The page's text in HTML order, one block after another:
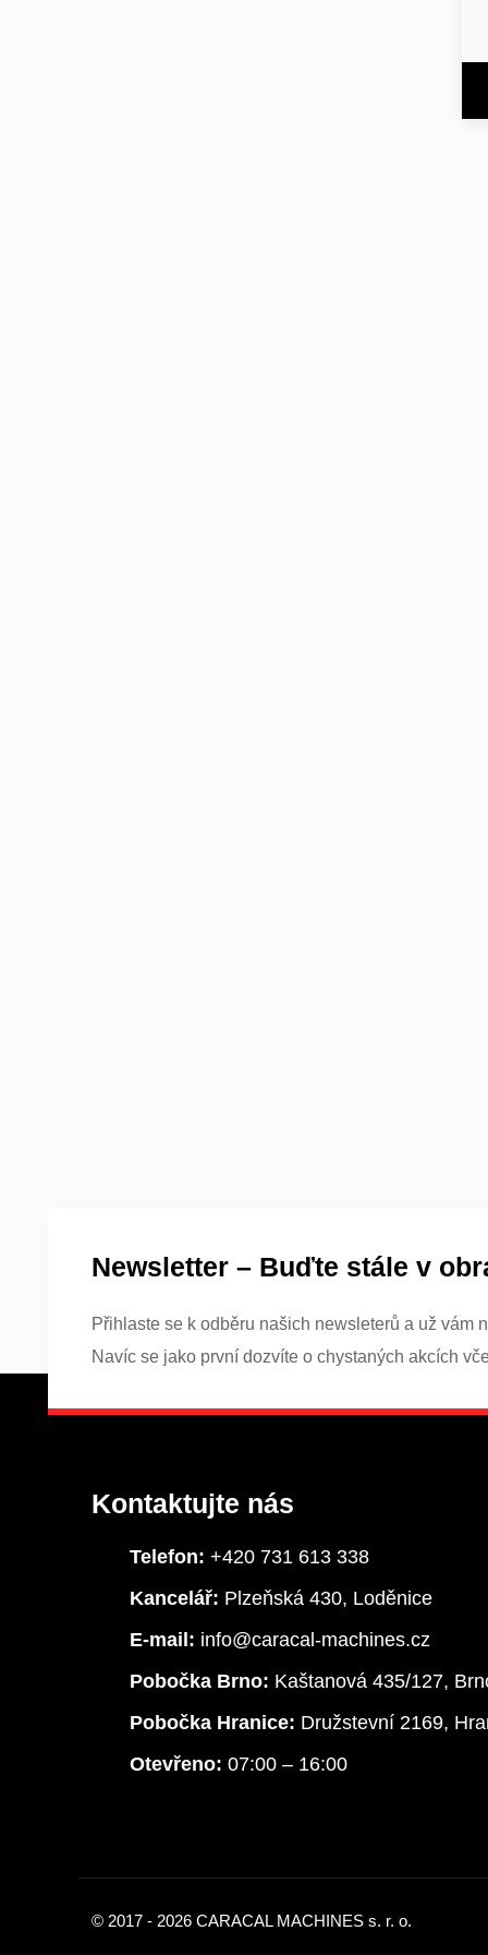
Newsletter – Buďte stále v
Přihlaste se k odběru našich newsleterů a už vám
Navíc se jako první dozvíte o chystaných akcích
Kontaktujte nás
Telefon: +420 731 613 338
Kancelář: Plzeňská 430, Loděnice
E-mail: info@caracal-machines.cz
Pobočka Brno: Kaštanová 435/127,
Pobočka Hranice: Družstevní 2169,
Otevřeno: 07:00 – 16:00
© 2017 - 2026 CARACAL MACHINES s. r. o.